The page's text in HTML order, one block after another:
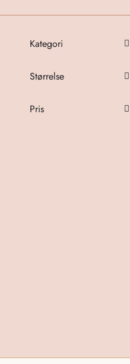
Kategori
Størrelse
Pris